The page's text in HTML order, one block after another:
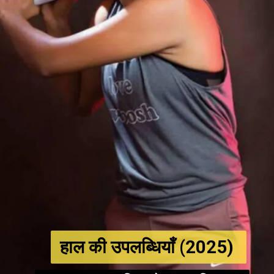
हाल की उपलब्धियाँ (2025)
हाल की उपलब्धियाँ (2025)